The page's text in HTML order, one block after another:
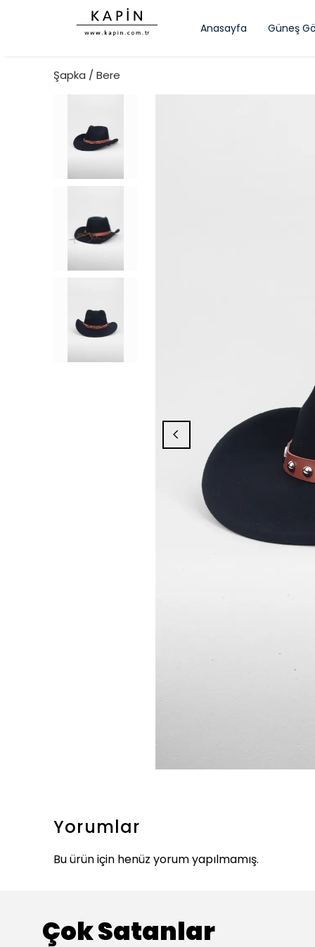
Anasayfa Güneş
Şapka / Bere
Yorumlar
Bu ürün için henüz yorum yapılmamış.
Çok Satanlar